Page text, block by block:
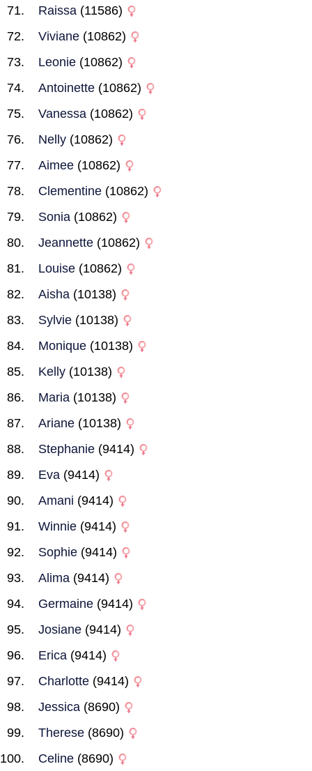
Raissa (11586)
Viviane (10862)
Leonie (10862)
Antoinette (10862)
Vanessa (10862)
Nelly (10862)
Aimee (10862)
Clementine (10862)
Sonia (10862)
Jeannette (10862)
Louise (10862)
Aisha (10138)
Sylvie (10138)
Monique (10138)
Kelly (10138)
Maria (10138)
Ariane (10138)
Stephanie (9414)
Eva (9414)
Amani (9414)
Winnie (9414)
Sophie (9414)
Alima (9414)
Germaine (9414)
Josiane (9414)
Erica (9414)
Charlotte (9414)
Jessica (8690)
Therese (8690)
Celine (8690)